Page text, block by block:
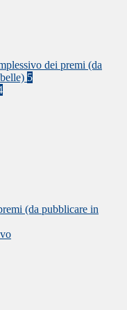
dei premi (da
5
(da pubblicare in